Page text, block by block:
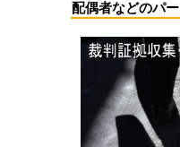
配偶者などのパ